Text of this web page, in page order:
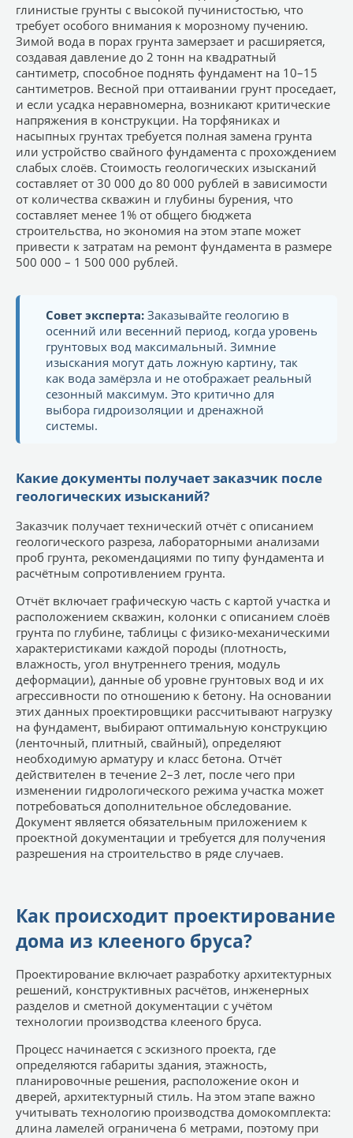
глинистые грунты с высокой пучинистостью, что
требует особого внимания к морозному пучению.
Зимой вода в порах грунта замерзает и расширяется,
создавая давление до 2 тонн на квадратный
сантиметр, способное поднять фундамент на 10–15
сантиметров. Весной при оттаивании грунт проседает,
и если усадка неравномерна, возникают критические
напряжения в конструкции. На торфяниках и
насыпных грунтах требуется полная замена грунта
или устройство свайного фундамента с прохождением
слабых слоёв. Стоимость геологических изысканий
составляет от 30 000 до 80 000 рублей в зависимости
от количества скважин и глубины бурения, что
составляет менее 1% от общего бюджета
строительства, но экономия на этом этапе может
привести к затратам на ремонт фундамента в размере
500 000 – 1 500 000 рублей.
Совет эксперта: Заказывайте геологию в
осенний или весенний период, когда уровень
грунтовых вод максимальный. Зимние
изыскания могут дать ложную картину, так
как вода замёрзла и не отображает реальный
сезонный максимум. Это критично для
выбора гидроизоляции и дренажной
системы.
Какие документы получает заказчик после
геологических изысканий?
Заказчик получает технический отчёт с описанием
геологического разреза, лабораторными анализами
проб грунта, рекомендациями по типу фундамента и
расчётным сопротивлением грунта.
Отчёт включает графическую часть с картой участка и
расположением скважин, колонки с описанием слоёв
грунта по глубине, таблицы с физико-механическими
характеристиками каждой породы (плотность,
влажность, угол внутреннего трения, модуль
деформации), данные об уровне грунтовых вод и их
агрессивности по отношению к бетону. На основании
этих данных проектировщики рассчитывают нагрузку
на фундамент, выбирают оптимальную конструкцию
(ленточный, плитный, свайный), определяют
необходимую арматуру и класс бетона. Отчёт
действителен в течение 2–3 лет, после чего при
изменении гидрологического режима участка может
потребоваться дополнительное обследование.
Документ является обязательным приложением к
проектной документации и требуется для получения
разрешения на строительство в ряде случаев.
Как происходит проектирование
дома из клееного бруса?
Проектирование включает разработку архитектурных
решений, конструктивных расчётов, инженерных
разделов и сметной документации с учётом
технологии производства клееного бруса.
Процесс начинается с эскизного проекта, где
определяются габариты здания, этажность,
планировочные решения, расположение окон и
дверей, архитектурный стиль. На этом этапе важно
учитывать технологию производства домокомплекта:
длина ламелей ограничена 6 метрами, поэтому при